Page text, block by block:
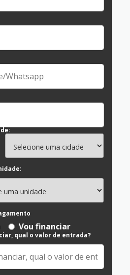
Vou financiar
qual o valor de entrada?